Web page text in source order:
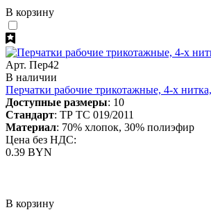
В корзину
Арт. Пер42
В наличии
Перчатки рабочие трикотажные, 4-х
Доступные размеры: 10
Стандарт: ТР ТС 019/2011
Материал: 70% хлопок, 30% полиэфир
Цена без НДС:
0.39 BYN
В корзину